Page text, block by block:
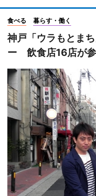
食べる 暮らす・働く
神戸「ウラもとま
ー 飲食店16店が